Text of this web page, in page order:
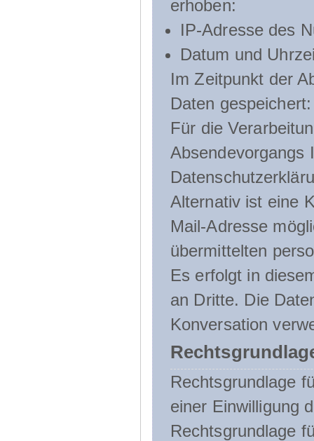
erhoben:
IP-Adresse des
Datum und
Im Zeitpunkt der
Daten gespeichert:
Für die
Absendevorgangs
Alternativ ist eine
Mail-Adresse
übermittelten
Es erfolgt in
an Dritte. Die
Konversation
Rechtsgrundlage
einer Einwilligung
Rechtsgrundlage